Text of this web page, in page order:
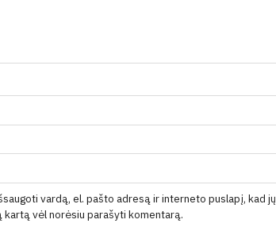
vardą, el. pašto adresą ir interneto puslapį, kad jų
vėl norėsiu parašyti komentarą.